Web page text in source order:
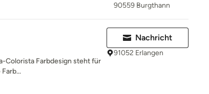
90559 Burgthann
Colorista Farbdesign steht für
Nachricht
91052 Erlangen